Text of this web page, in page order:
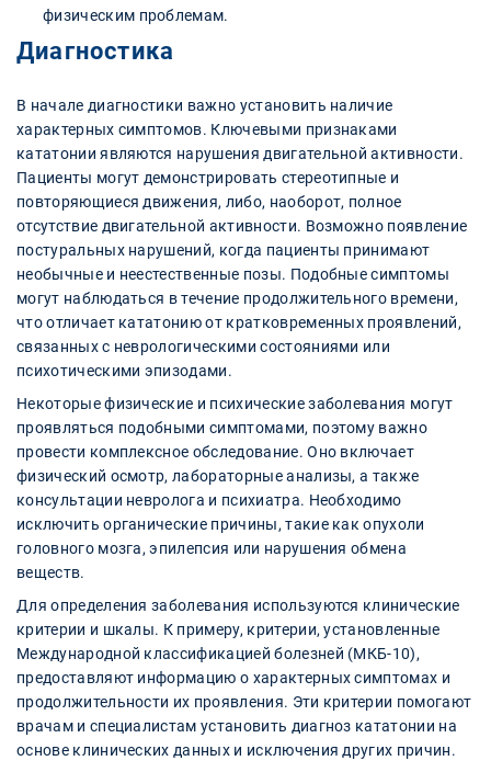
физическим проблемам.
Диагностика
В начале диагностики важно установить наличие
характерных симптомов. Ключевыми признаками
кататонии являются нарушения двигательной активности.
Пациенты могут демонстрировать стереотипные и
повторяющиеся движения, либо, наоборот, полное
отсутствие двигательной активности. Возможно появление
постуральных нарушений, когда пациенты принимают
необычные и неестественные позы. Подобные симптомы
могут наблюдаться в течение продолжительного времени,
что отличает кататонию от кратковременных проявлений,
связанных с неврологическими состояниями или
психотическими эпизодами.
Некоторые физические и психические заболевания могут
проявляться подобными симптомами, поэтому важно
провести комплексное обследование. Оно включает
физический осмотр, лабораторные анализы, а также
консультации невролога и психиатра. Необходимо
исключить органические причины, такие как опухоли
головного мозга, эпилепсия или нарушения обмена
веществ.
Для определения заболевания используются клинические
критерии и шкалы. К примеру, критерии, установленные
Международной классификацией болезней (МКБ-10),
предоставляют информацию о характерных симптомах и
продолжительности их проявления. Эти критерии помогают
врачам и специалистам установить диагноз кататонии на
основе клинических данных и исключения других причин.